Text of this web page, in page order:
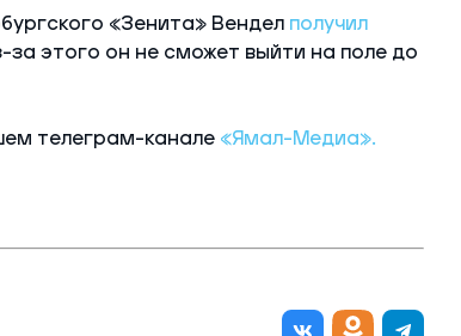
«Зенита» Вендел получил
этого он не сможет выйти на поле до
телеграм-канале «Ямал-Медиа».